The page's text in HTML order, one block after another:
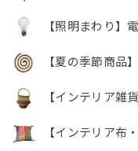
【照明まわり】
【夏の季節商品】
【インテリア雑貨
【インテリア布